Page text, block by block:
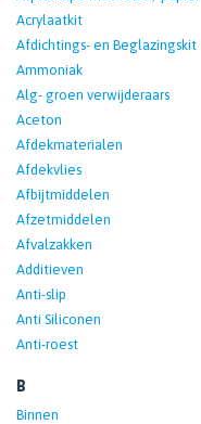
Acrylaatkit
Afdichtings- en Beglazingskit
Ammoniak
Alg- groen verwijderaars
Aceton
Afdekmaterialen
Afdekvlies
Afbijtmiddelen
Afzetmiddelen
Afvalzakken
Additieven
Anti-slip
Anti Siliconen
Anti-roest
B
Binnen